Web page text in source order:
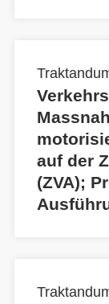
auf der
(ZVA);